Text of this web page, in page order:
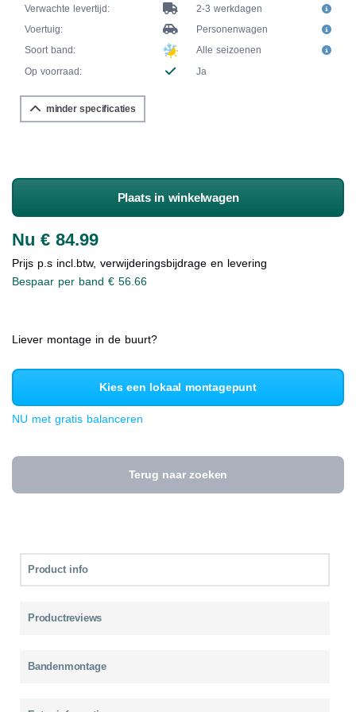
Verwachte levertijd:
2-3 werkdagen
Voertuig:
Personenwagen
Soort band:
Alle seizoenen
Op voorraad:
Ja
minder specificaties
Plaats in winkelwagen
Nu € 84.99
Prijs p.s incl.btw, verwijderingsbijdrage en levering
Bespaar per band € 56.66
Liever montage in de buurt?
Kies een lokaal montagepunt
NU met gratis balanceren
Terug naar zoeken
Product info
Productreviews
Bandenmontage